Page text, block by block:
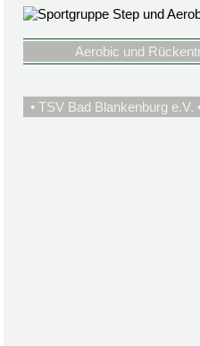
Aerobic und
• TSV Bad Blankenburg